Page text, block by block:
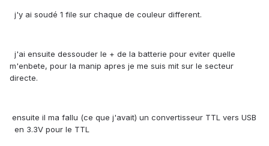
j'y ai soudé 1 file sur chaque de couleur different.
j'ai ensuite dessouder le + de la batterie pour eviter quelle
m'enbete, pour la manip apres je me suis mit sur le secteur
directe.
ensuite il ma fallu (ce que j'avait) un convertisseur TTL vers USB
en 3.3V pour le TTL